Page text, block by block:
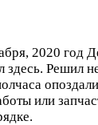
2020 год
здесь. Решил
или